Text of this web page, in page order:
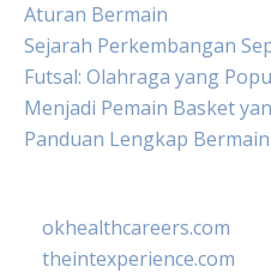
Aturan Bermain
Sejarah Perkembangan
Futsal: Olahraga yang
Menjadi Pemain Basket
Panduan Lengkap
okhealthcareers.com
theintexperience.com